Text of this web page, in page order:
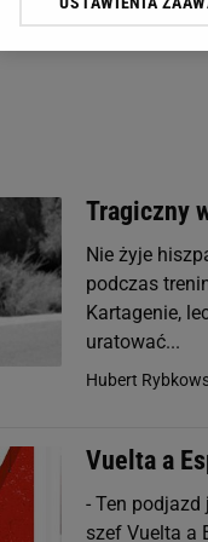
Tragiczny
Nie żyje
podczas
Kartagenie,
uratować...
Hubert
Vuelta a
- Ten podjazd
szef Vuelta a
Klikając „Akceptuję”
Zaufanych Partnerów i
Przechowywanie
badnie odbiorców i